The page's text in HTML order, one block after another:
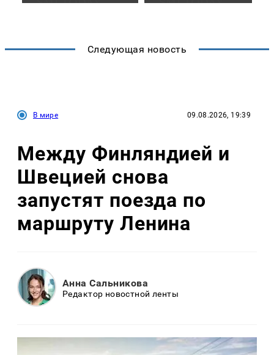
Следующая новость
В мире 09.08.2026, 19:39
Между Финляндией и
Швецией снова
запустят поезда по
маршруту Ленина
Анна Сальникова
Редактор новостной ленты